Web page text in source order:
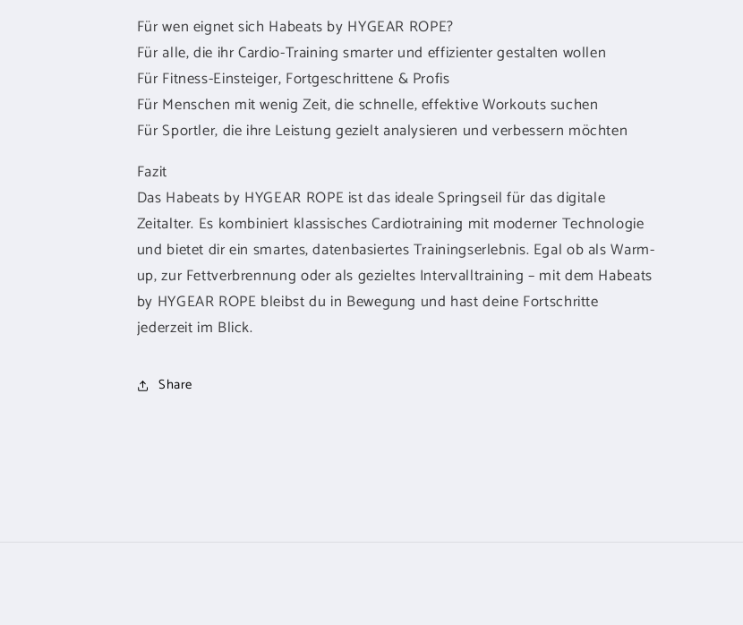
Für wen eignet sich Habeats by HYGEAR ROPE?
Für alle, die ihr Cardio-Training smarter und effizienter gestalten wollen
Für Fitness-Einsteiger, Fortgeschrittene & Profis
Für Menschen mit wenig Zeit, die schnelle, effektive Workouts suchen
Für Sportler, die ihre Leistung gezielt analysieren und verbessern möchten
Fazit
Das Habeats by HYGEAR ROPE ist das ideale Springseil für das digitale
Zeitalter. Es kombiniert klassisches Cardiotraining mit moderner Technologie
und bietet dir ein smartes, datenbasiertes Trainingserlebnis. Egal ob als Warm-
up, zur Fettverbrennung oder als gezieltes Intervalltraining – mit dem Habeats
by HYGEAR ROPE bleibst du in Bewegung und hast deine Fortschritte
jederzeit im Blick.
Share